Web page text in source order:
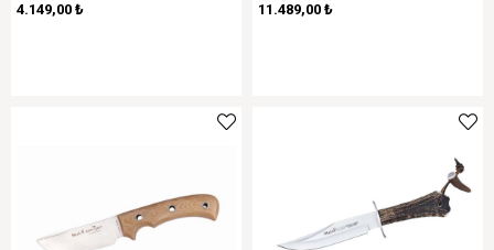
4.149,00 ₺
11.489,00 ₺